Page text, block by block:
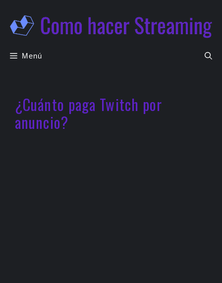
contenido
Menú
¿Cuánto paga Twitch por
anuncio?